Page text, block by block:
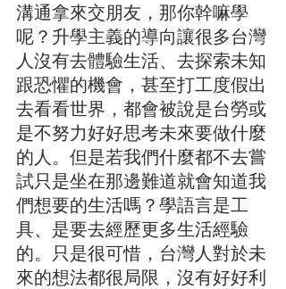
溝通拿來交朋友，那你幹嘛學
呢？升學主義的導向讓很多台灣
人沒有去體驗生活、去探索未知
跟恐懼的機會，甚至打工度假出
去看看世界，都會被說是台勞或
是不努力好好思考未來要做什麼
的人。但是若我們什麼都不去嘗
試只是坐在那邊難道就會知道我
們想要的生活嗎？學語言是工
具、是要去經歷更多生活經驗
的。只是很可惜，台灣人對於未
來的想法都很局限，沒有好好利